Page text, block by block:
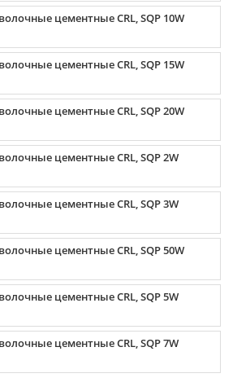
цементные CRL, SQP 10W
цементные CRL, SQP 15W
цементные CRL, SQP 20W
цементные CRL, SQP 2W
цементные CRL, SQP 3W
цементные CRL, SQP 50W
цементные CRL, SQP 5W
цементные CRL, SQP 7W